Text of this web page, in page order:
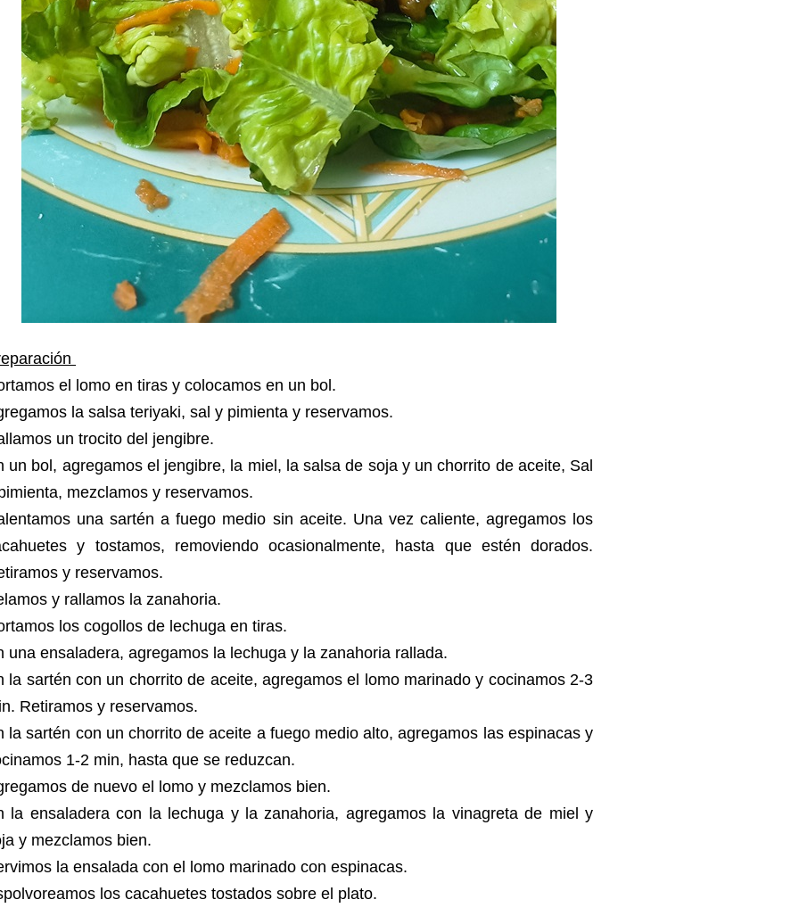
el lomo en tiras y colocamos en un bol.
la salsa teriyaki, sal y pimienta y reservamos.
un trocito del jengibre.
un bol, agregamos el jengibre, la miel, la salsa de soja y un chorrito de aceite, Sal
mezclamos y reservamos.
una sartén a fuego medio sin aceite. Una vez caliente, agregamos los
y tostamos, removiendo ocasionalmente, hasta que estén dorados.
y reservamos.
y rallamos la zanahoria.
los cogollos de lechuga en tiras.
una ensaladera, agregamos la lechuga y la zanahoria rallada.
la sartén con un chorrito de aceite, agregamos el lomo marinado y cocinamos 2-3
Retiramos y reservamos.
la sartén con un chorrito de aceite a fuego medio alto, agregamos las espinacas y
1-2 min, hasta que se reduzcan.
de nuevo el lomo y mezclamos bien.
la ensaladera con la lechuga y la zanahoria, agregamos la vinagreta de miel y
y mezclamos bien.
la ensalada con el lomo marinado con espinacas.
los cacahuetes tostados sobre el plato.